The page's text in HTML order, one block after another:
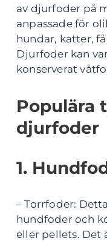
av djurfoder på
anpassade för
hundar, katter,
Djurfoder kan
konserverat
Populära
djurfoder
1.
– Torrfoder:
hundfoder och
eller pellets. Det